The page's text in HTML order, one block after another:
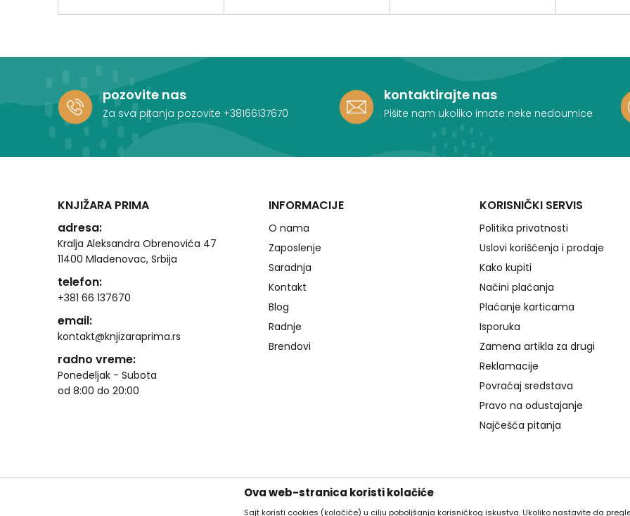
pozovite nas
Za sva pitanja pozovite +38166137670
kontaktirajte nas
Pišite nam ukoliko imate neke nedoumice
KNJIŽARA PRIMA
adresa:
Kralja Aleksandra Obrenovića 47
11400 Mladenovac, Srbija
telefon:
+381 66 137670
email:
kontakt@knjizaraprima.rs
radno vreme:
Ponedeljak - Subota
od 8:00 do 20:00
INFORMACIJE
O nama
Zaposlenje
Saradnja
Kontakt
Blog
Radnje
Brendovi
KORISNIČKI SERVIS
Politika privatnosti
Uslovi korišćenja i prodaje
Kako kupiti
Načini plaćanja
Plaćanje karticama
Isporuka
Zamena artikla za drugi
Reklamacije
Povraćaj sredstava
Pravo na odustajanje
Najčešća pitanja
Ova web-stranica koristi kolačiće
Sajt koristi cookies (kolačiće) u cilju poboljšanja korisničkog iskustva. Ukoliko nastavite da